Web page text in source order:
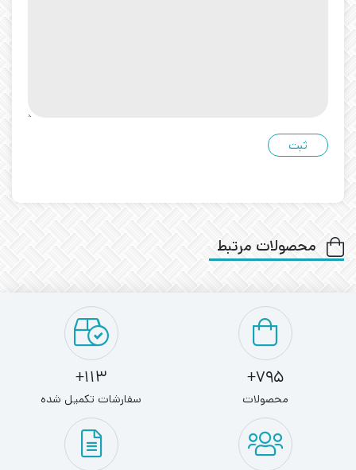
محصولات مرتبط
795+
محصولات
113+
سفارشات تکمیل شده